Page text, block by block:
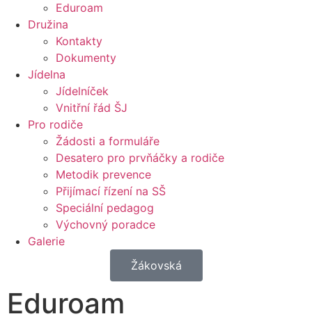
Eduroam
Družina
Kontakty
Dokumenty
Jídelna
Jídelníček
Vnitřní řád ŠJ
Pro rodiče
Žádosti a formuláře
Desatero pro prvňáčky a rodiče
Metodik prevence
Přijímací řízení na SŠ
Speciální pedagog
Výchovný poradce
Galerie
Žákovská
Eduroam